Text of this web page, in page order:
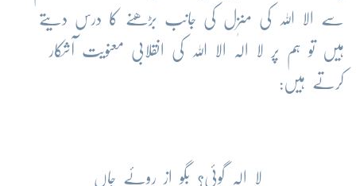
سے الا اللہ کی منزل کی جانب بڑھنے کا درس دیتے
ہیں تو ہم پر لا الٰہ الا اللہ کی انقلابی معنویت آشکار
کرتے ہیں:
لا الہ گوئی؟ بگو از روئے جاں